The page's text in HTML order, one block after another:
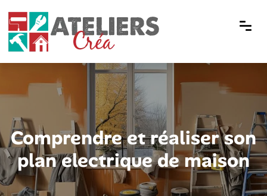
Comprendre et réaliser son
plan electrique de maison